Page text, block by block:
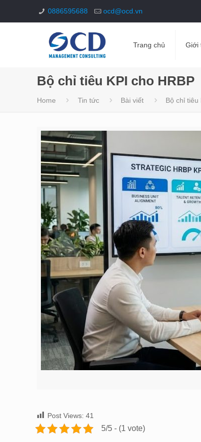
0886595688 ocd@ocd.vn
Trang chủ Giới
Bộ chỉ tiêu KPI cho HRBP
Home Tin tức Bài viết Bộ chỉ tiêu
Post Views: 41
5/5 - (1 vote)